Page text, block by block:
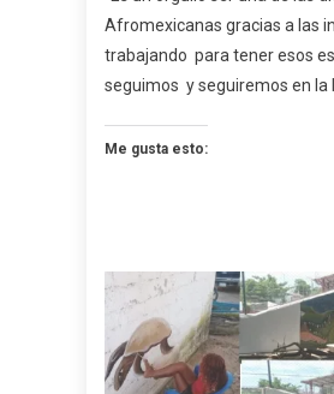
Afromexicanas gracias a las
trabajando para tener esos
seguimos y seguiremos en la
Me gusta esto: